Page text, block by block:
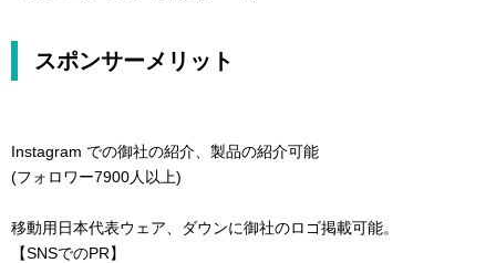
スポンサーメリット
Instagram での御社の紹介、製品の紹介可能
(フォロワー7900人以上)
移動用日本代表ウェア、ダウンに御社のロゴ掲載可能。
【SNSでのPR】